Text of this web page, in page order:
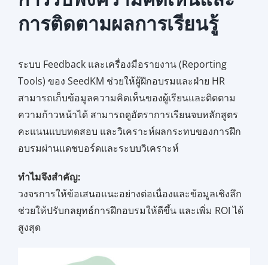
การติดตามผลการเรียนรู้
ระบบ Feedback และเครื่องมือรายงาน (Reporting
Tools) ของ SeedKM ช่วยให้ผู้ฝึกอบรมและฝ่าย HR
สามารถเก็บข้อมูลความคิดเห็นของผู้เรียนและติดตาม
ความก้าวหน้าได้ สามารถดูอัตราการเรียนจบหลักสูตร
คะแนนแบบทดสอบ และวิเคราะห์ผลกระทบของการฝึก
อบรมผ่านแดชบอร์ดและระบบวิเคราะห์
ทำไมจึงสำคัญ:
วงจรการให้ข้อเสนอแนะอย่างต่อเนื่องและข้อมูลเชิงลึก
ช่วยให้ปรับกลยุทธ์การฝึกอบรมให้ดีขึ้น และเพิ่ม ROI ได้
สูงสุด